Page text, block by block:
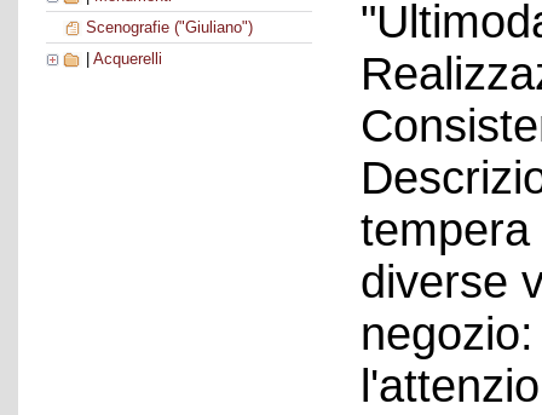
Scenografie ("Giuliano")
Acquerelli
diverse